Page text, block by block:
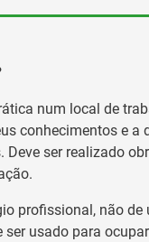
num local de
conhecimentos e a
Deve ser realizado
profissional, não de
ser usado para